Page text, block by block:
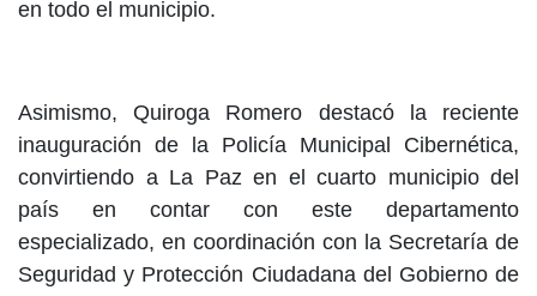
en todo el municipio.
Asimismo, Quiroga Romero destacó la reciente
inauguración de la Policía Municipal Cibernética,
convirtiendo a La Paz en el cuarto municipio del
país en contar con este departamento
especializado, en coordinación con la Secretaría de
Seguridad y Protección Ciudadana del Gobierno de